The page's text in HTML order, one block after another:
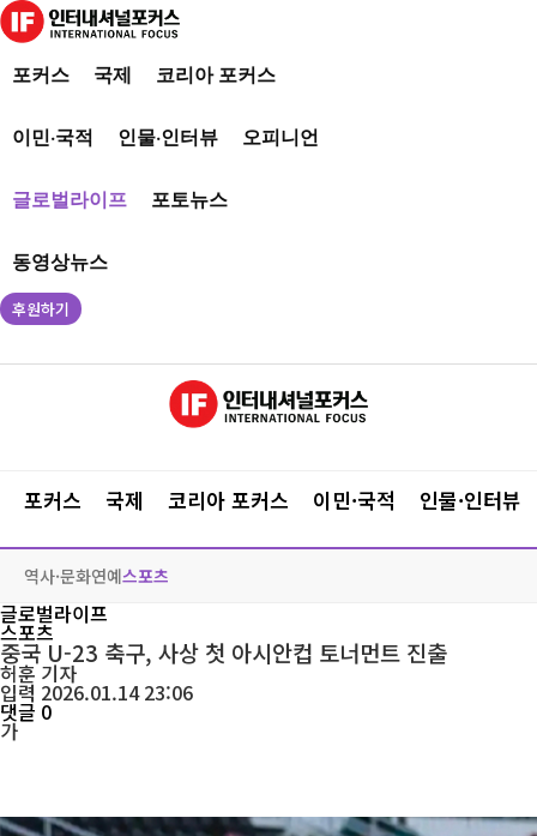
포커스 국제 코리아 포커스
이민·국적 인물·인터뷰 오피니언
글로벌라이프 포토뉴스
동영상뉴스
후원하기
포커스 국제 코리아 포커스 이민·국적 인물·인터뷰
역사·문화연예스포츠
글로벌라이프
스포츠
중국 U-23 축구, 사상 첫 아시안컵 토너먼트 진출
허훈기자
입력 2026.01.14 23:06
댓글 0
가